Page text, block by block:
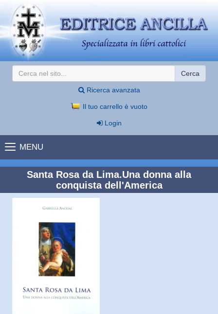
Cerca
Ricerca avanzata
Il tuo carrello è vuoto
Login
MENU
Santa Rosa da Lima.Una donna alla
conquista dell'America